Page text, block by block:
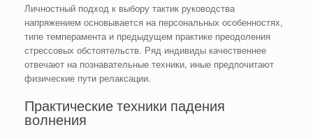
Личностный подход к выбору тактик руководства
напряжением основывается на персональных особенностях,
типе темперамента и предыдущем практике преодоления
стрессовых обстоятельств. Ряд индивиды качественнее
отвечают на познавательные техники, иные предпочитают
физические пути релаксации.
Практические техники падения
волнения